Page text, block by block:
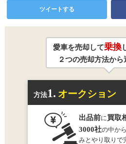
ツイートする
愛車を売却して乗換
２つの売却方法から
方法1. オークション
出品前に 買取
3000社の中から
みとやり取りで